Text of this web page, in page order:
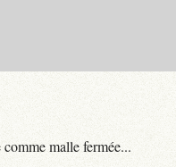
malle fermée...